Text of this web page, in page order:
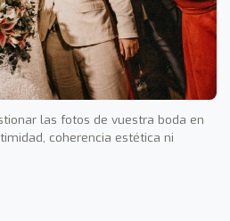
las fotos de vuestra boda en
coherencia estética ni